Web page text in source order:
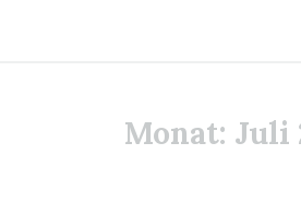
Monat: Juli